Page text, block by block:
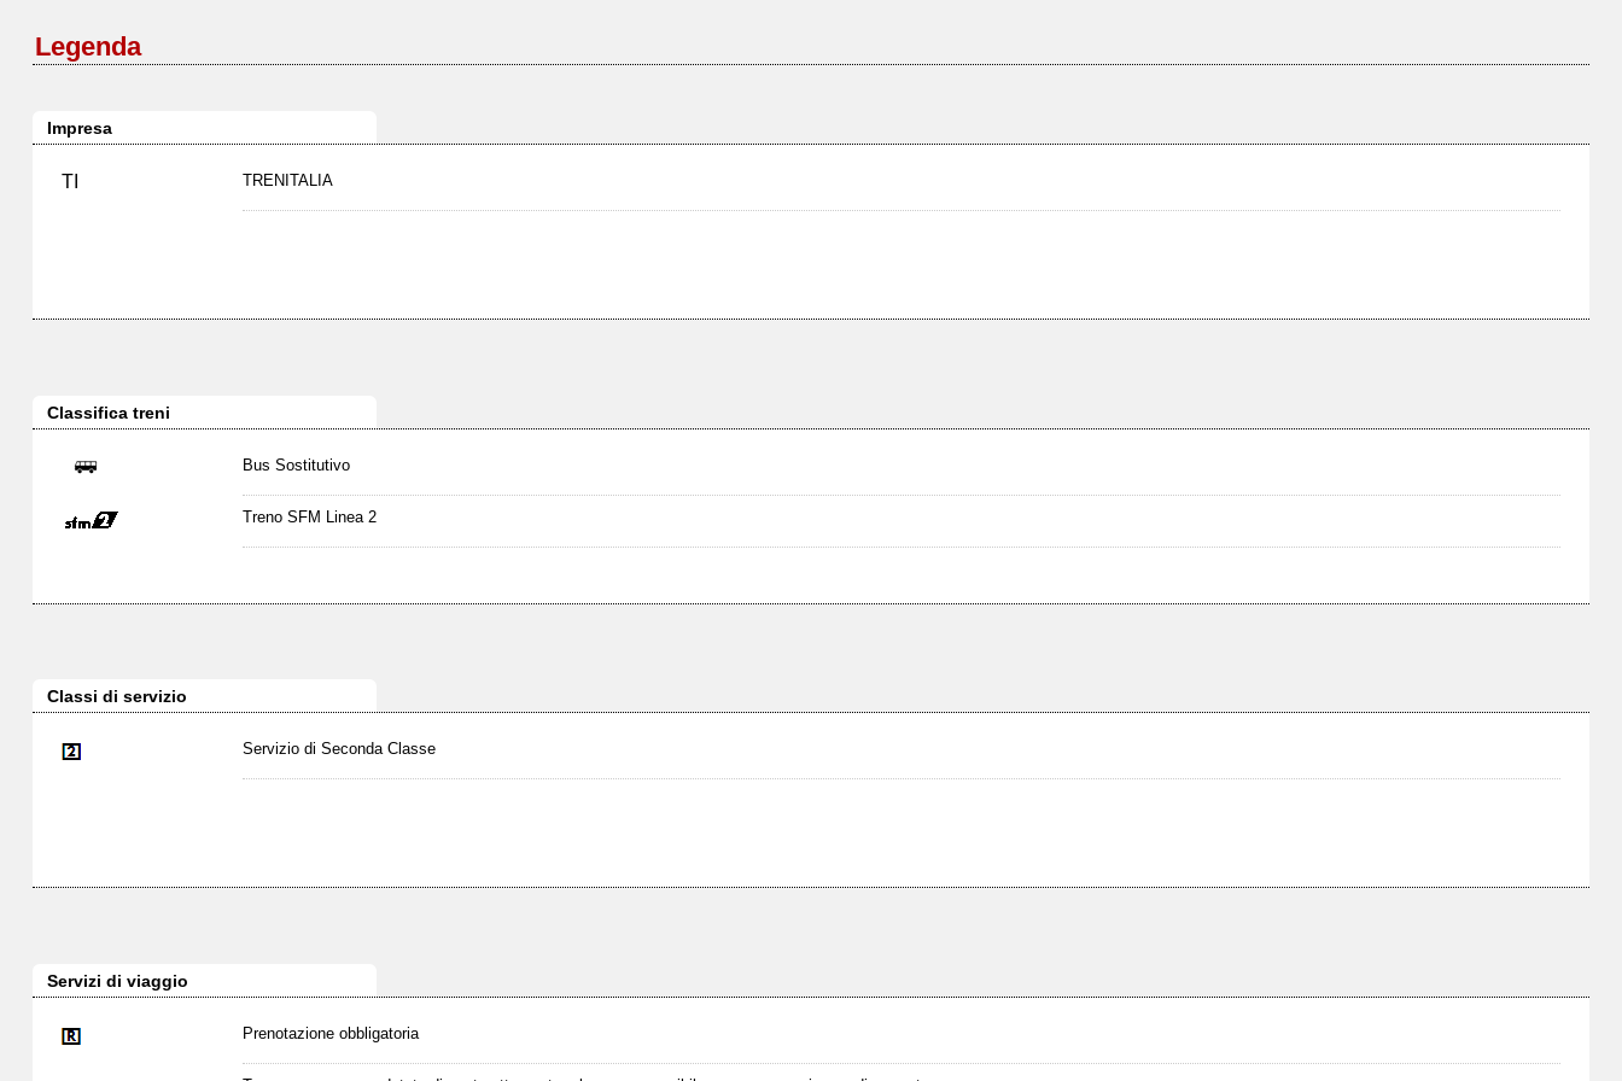
Legenda
Impresa
TI TRENITALIA
Classifica treni
Bus Sostitutivo
Treno SFM Linea 2
Classi di servizio
Servizio di Seconda Classe
Servizi di viaggio
Prenotazione obbligatoria